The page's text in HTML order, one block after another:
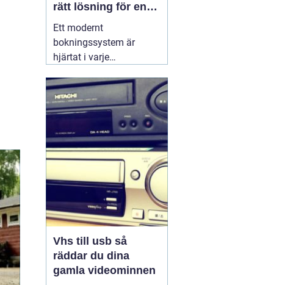
rätt lösning för en
effektivare vardag
Ett modernt
bokningssystem är
hjärtat i varje
gäster förväntar sig
snabb onlinebokning,
smidig incheckning och
tydlig kommunikation,
räcker det inte längre
med excelark eller
manuella listor. Ett
genomtänkt30 juni
2026
Vhs till usb så
räddar du dina
gamla videominnen